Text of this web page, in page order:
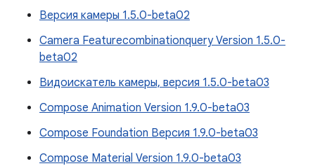
Версия камеры 1.5.0-beta02
Camera Featurecombinationquery Version 1.5.0-
beta02
Видоискатель камеры, версия 1.5.0-beta03
Compose Animation Version 1.9.0-beta03
Compose Foundation Версия 1.9.0-beta03
Compose Material Version 1.9.0-beta03